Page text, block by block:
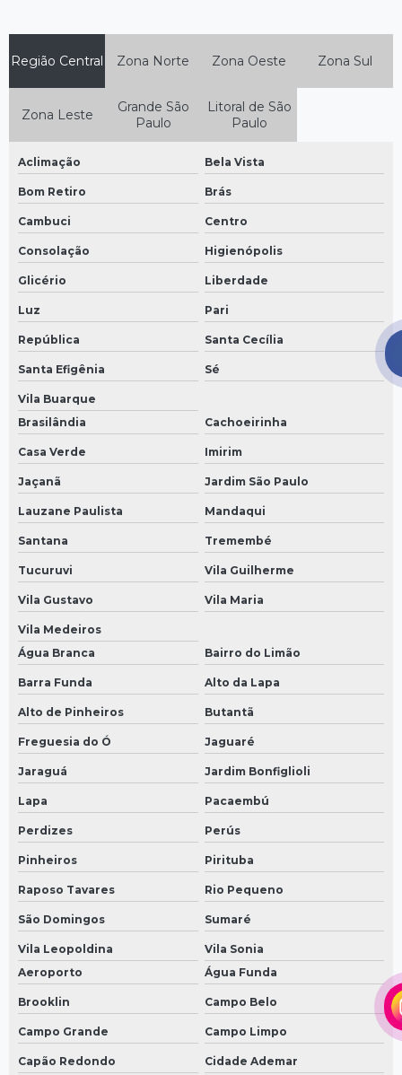
Eletroduto pvc valor
Eletroduto zincado preço
Perfilado perfurado preço
Região Central Zona Norte Zona Oeste Zona Sul
Zona Leste
Grande São
Paulo
Litoral de São
Paulo
Aclimação Bela Vista
Bom Retiro Brás
Cambuci Centro
Consolação Higienópolis
Glicério Liberdade
Luz Pari
República Santa Cecília
Santa Efigênia Sé
Vila Buarque
Brasilândia
Cachoeirinha
Casa Verde Imirim
Jaçanã Jardim São Paulo
Lauzane Paulista Mandaqui
Santana Tremembé
Tucuruvi Vila Guilherme
Vila Gustavo Vila Maria
Vila Medeiros
Água Branca
Bairro do Limão
Barra Funda Alto da Lapa
Alto de Pinheiros Butantã
Freguesia do Ó Jaguaré
Jaraguá Jardim Bonfiglioli
Lapa Pacaembú
Perdizes Perús
Pinheiros Pirituba
Raposo Tavares Rio Pequeno
São Domingos Sumaré
Vila Leopoldina
Vila Sonia
Aeroporto
Água Funda
Brooklin Campo Belo
Campo Grande Campo Limpo
Capão Redondo Cidade Ademar